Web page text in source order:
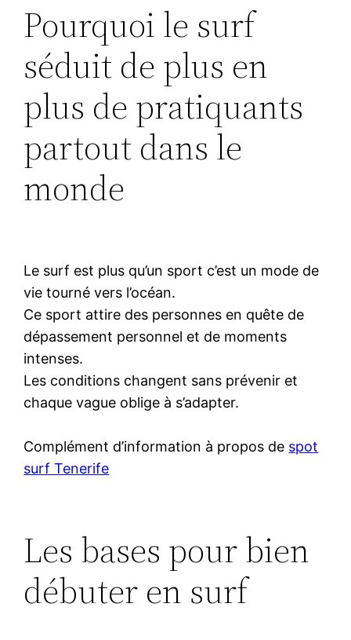
Pourquoi le surf
séduit de plus en
plus de pratiquants
partout dans le
monde
Le surf est plus qu’un sport c’est un mode de
vie tourné vers l’océan.
Ce sport attire des personnes en quête de
dépassement personnel et de moments
intenses.
Les conditions changent sans prévenir et
chaque vague oblige à s’adapter.
Complément d’information à propos de spot
surf Tenerife
Les bases pour bien
débuter en surf